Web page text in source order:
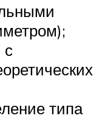
с
типа